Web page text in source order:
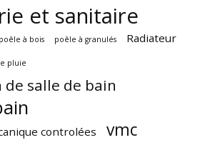
et sanitaire
poêle à bois poêle à granulés Radiateur
pluie
de salle de bain
controlées vmc